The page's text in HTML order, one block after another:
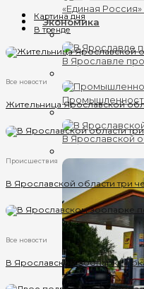
«Единая
Экономика
В Ярославле
В Ярославской
Картина дня
В тренде
Все новости
Жительница Ярославской
Происшествия
В Ярославской области три
Все новости
В Ярославском зоопарке